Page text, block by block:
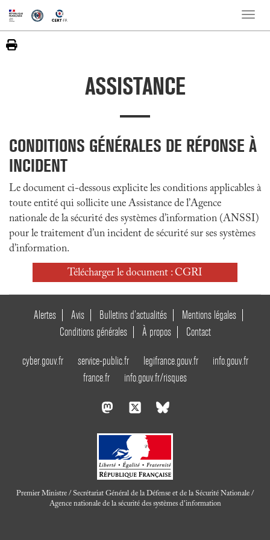
Toggle
ASSISTANCE
CONDITIONS GÉNÉRALES DE RÉPONSE À
INCIDENT
Le document ci-dessous explicite les conditions applicables à
toute entité qui sollicite une Assistance de l’Agence
nationale de la sécurité des systèmes d’information (ANSSI)
pour le traitement d’un incident de sécurité sur ses systèmes
d’information.
Télécharger le document : CGRI
Alertes Avis Bulletins d’actualités
Mentions légales
Conditions générales
À propos Contact
cyber.gouv.fr service-public.fr legifrance.gouv.fr
info.gouv.fr
france.fr
info.gouv.fr/risques
Premier Ministre / Secrétariat Général de la Défense et de la Sécurité Nationale /
Agence nationale de la sécurité des systèmes d'information